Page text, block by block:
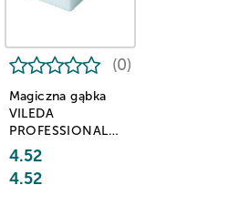
Magiczna gąbka
VILEDA
PROFESSIONAL
Miraclean, mała,
biała
(0)
4.52
4.52